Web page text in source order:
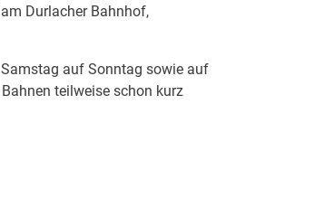
Durlacher Bahnhof,
auf Sonntag sowie auf
teilweise schon kurz